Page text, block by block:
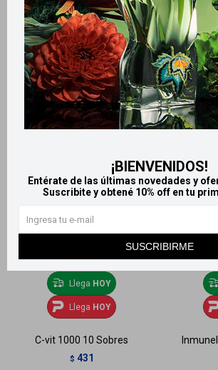
¡BIENVENIDOS!
Entérate de las últimas novedades y
Suscribite y obtené 10% off en tu
SUSCRIBIRME
Retiros gratuitos en
Productos que te pueden
Llega HOY
Llega HOY
C-vit 1000 10 Sobres
$ 431